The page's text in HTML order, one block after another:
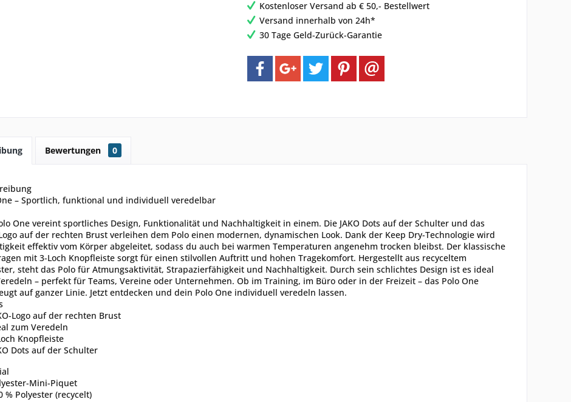
Kostenloser Versand ab € 50,- Bestellwert
Versand innerhalb von 24h*
30 Tage Geld-Zurück-Garantie
Bewertungen 0
– Sportlich, funktional und individuell veredelbar
One vereint sportliches Design, Funktionalität und Nachhaltigkeit in einem. Die JAKO Dots auf der Schulter und das
Logo auf der rechten Brust verleihen dem Polo einen modernen, dynamischen Look. Dank der Keep Dry-Technologie wird
effektiv vom Körper abgeleitet, sodass du auch bei warmen Temperaturen angenehm trocken bleibst. Der klassische
mit 3-Loch Knopfleiste sorgt für einen stilvollen Auftritt und hohen Tragekomfort. Hergestellt aus recyceltem
steht das Polo für Atmungsaktivität, Strapazierfähigkeit und Nachhaltigkeit. Durch sein schlichtes Design ist es ideal
– perfekt für Teams, Vereine oder Unternehmen. Ob im Training, im Büro oder in der Freizeit – das Polo One
auf ganzer Linie. Jetzt entdecken und dein Polo One individuell veredeln lassen.
Logo auf der rechten Brust
zum Veredeln
Knopfleiste
Dots auf der Schulter
Mini-Piquet
% Polyester (recycelt)